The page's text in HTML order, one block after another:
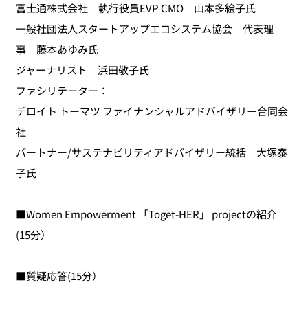
富士通株式会社 執行役員EVP CMO 山本多絵子氏
一般社団法人スタートアップエコシステム協会 代表理
事 藤本あゆみ氏
ジャーナリスト 浜田敬子氏
ファシリテーター：
デロイト トーマツ ファイナンシャルアドバイザリー合同会
社
パートナー/サステナビリティアドバイザリー統括 大塚泰
子氏
■Women Empowerment 「Toget-HER」 projectの紹介
(15分）
■質疑応答(15分）